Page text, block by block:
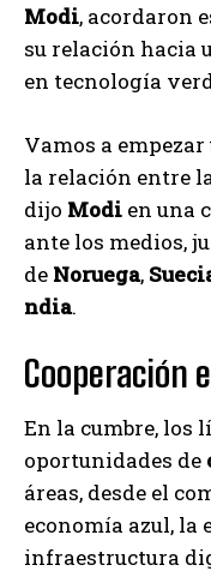
Modi, acordaron
su relación hacia
en tecnología
Vamos a
la relación entre
dijo Modi en una
ante los medios,
de Noruega,
ndia.
Cooperación
En la cumbre, los
oportunidades de
áreas, desde el
economía azul, la
infraestructura